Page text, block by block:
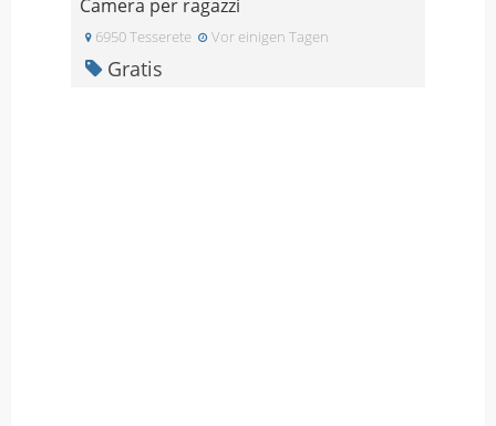
Camera per ragazzi
6950 Tesserete Vor einigen Tagen
Gratis